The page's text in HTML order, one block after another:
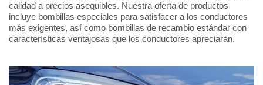
calidad a precios asequibles. Nuestra oferta de productos
incluye bombillas especiales para satisfacer a los conductores
más exigentes, así como bombillas de recambio estándar con
características ventajosas que los conductores apreciarán.